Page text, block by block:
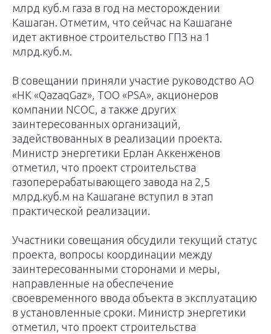
млрд куб.м газа в год на месторождении
Кашаган. Отметим, что сейчас на Кашагане
идет активное строительство ГПЗ на 1
млрд.куб.м.
В совещании приняли участие руководство АО
«НК «QazaqGaz», ТОО «PSA», акционеров
компании NCOC, а также других
заинтересованных организаций,
задействованных в реализации проекта.
Министр энергетики Ерлан Аккенженов
отметил, что проект строительства
газоперерабатывающего завода на 2,5
млрд.куб.м на Кашагане вступил в этап
практической реализации.
Участники совещания обсудили текущий статус
проекта, вопросы координации между
заинтересованными сторонами и меры,
направленные на обеспечение
своевременного ввода объекта в эксплуатацию
в установленные сроки. Министр энергетики
отметил, что проект строительства